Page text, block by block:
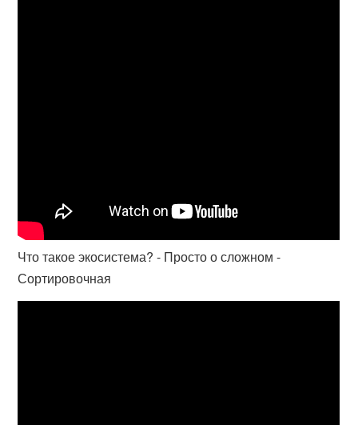
Что такое экосистема? - Просто о сложном -
Сортировочная